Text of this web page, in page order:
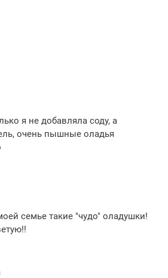
я не добавляла соду, а
очень пышные оладья
семье такие "чудо" оладушки!